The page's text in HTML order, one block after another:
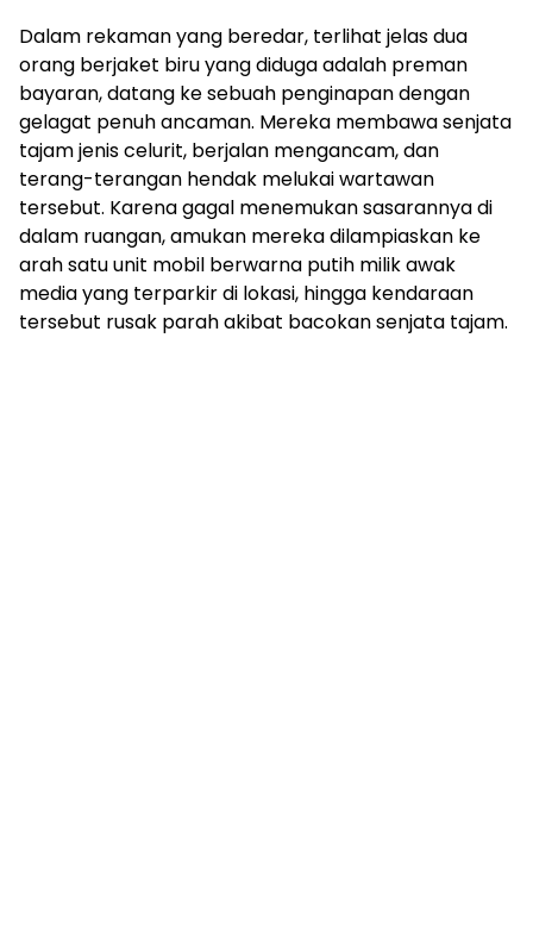
Dalam rekaman yang beredar, terlihat jelas dua
orang berjaket biru yang diduga adalah preman
bayaran, datang ke sebuah penginapan dengan
gelagat penuh ancaman. Mereka membawa senjata
tajam jenis celurit, berjalan mengancam, dan
terang-terangan hendak melukai wartawan
tersebut. Karena gagal menemukan sasarannya di
dalam ruangan, amukan mereka dilampiaskan ke
arah satu unit mobil berwarna putih milik awak
media yang terparkir di lokasi, hingga kendaraan
tersebut rusak parah akibat bacokan senjata tajam.